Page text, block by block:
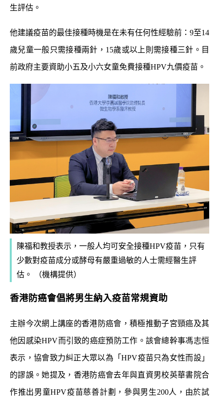
生評估。
他建議疫苗的最佳接種時機是在未有任何性經驗前：9至14
歲兒童一般只需接種兩針，15歲或以上則需接種三針。目
前政府主要資助小五及小六女童免費接種HPV九價疫苗。
陳福和教授表示，一般人均可安全接種HPV疫苗，只有
少數對疫苗成分或酵母有嚴重過敏的人士需經醫生評
估。 （機構提供）
香港防癌會倡將男生納入疫苗常規資助
主辦今次網上講座的香港防癌會，積極推動子宮頸癌及其
他因感染HPV而引致的癌症預防工作。該會總幹事馮志恒
表示，協會致力糾正大眾以為「HPV疫苗只為女性而設」
的謬誤。她提及，香港防癌會去年與直資男校英華書院合
作推出男童HPV疫苗慈善計劃，參與男生200人，由於試